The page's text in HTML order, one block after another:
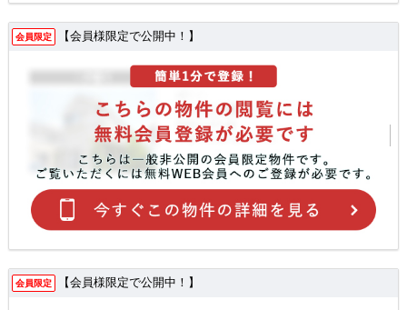
会員限定 【会員様限定で公開中！】
会員限定 【会員様限定で公開中！】